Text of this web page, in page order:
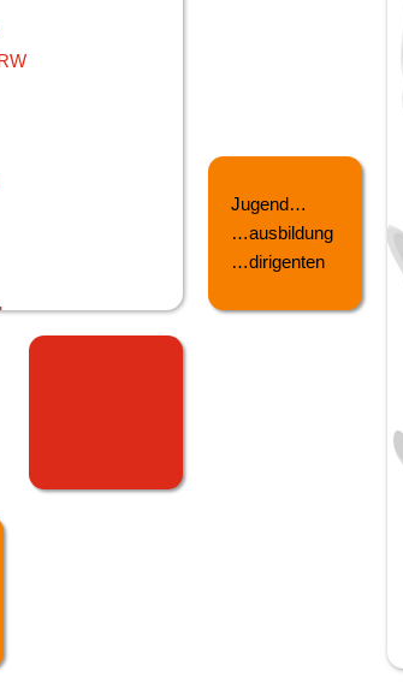
Jugend…
…ausbildung
…dirigenten